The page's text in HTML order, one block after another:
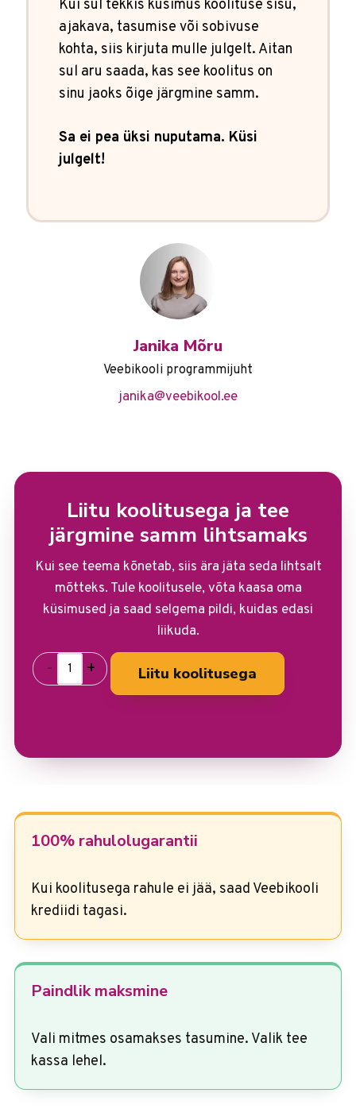
Kui sul tekkis küsimus koolituse sisu,
ajakava, tasumise või sobivuse
kohta, siis kirjuta mulle julgelt. Aitan
sul aru saada, kas see koolitus on
sinu jaoks õige järgmine samm.
Sa ei pea üksi nuputama. Küsi
julgelt!
Janika Mõru
Veebikooli programmijuht
janika@veebikool.ee
Liitu koolitusega ja tee
järgmine samm lihtsamaks
Kui see teema kõnetab, siis ära jäta seda lihtsalt
mõtteks. Tule koolitusele, võta kaasa oma
küsimused ja saad selgema pildi, kuidas edasi
liikuda.
- + Liitu koolitusega
100% rahulolugarantii
Kui koolitusega rahule ei jää, saad Veebikooli
krediidi tagasi.
Paindlik maksmine
Vali mitmes osamakses tasumine. Valik tee
kassa lehel.